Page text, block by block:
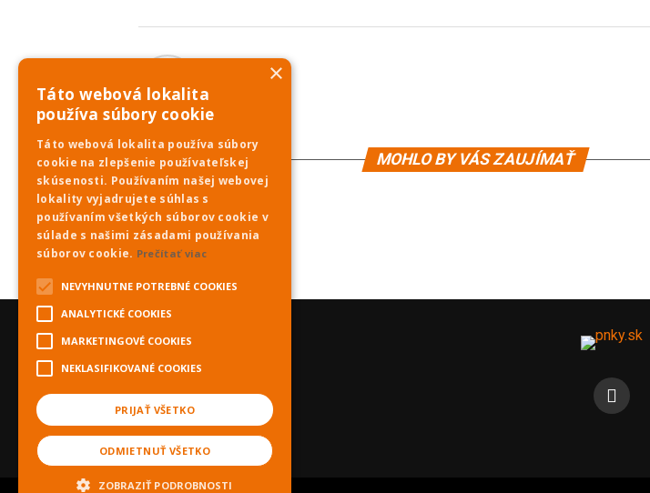
MOHLO BY VÁS ZAUJÍMAŤ
×
Táto webová lokalita
používa súbory cookie
Táto webová lokalita používa súbory
cookie na zlepšenie používateľskej
skúsenosti. Používaním našej webovej
lokality vyjadrujete súhlas s
používaním všetkých súborov cookie v
súlade s našimi zásadami používania
súborov cookie. Prečítať viac
NEVYHNUTNE POTREBNÉ COOKIES
ANALYTICKÉ COOKIES
MARKETINGOVÉ COOKIES
NEKLASIFIKOVANÉ COOKIES
PRIJAŤ VŠETKO
ODMIETNUŤ VŠETKO
ZOBRAZIŤ PODROBNOSTI